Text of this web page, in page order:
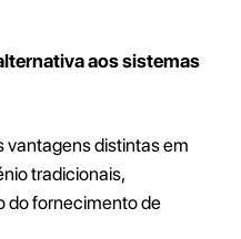
aos sistemas
vantagens distintas em
tradicionais,
do fornecimento de